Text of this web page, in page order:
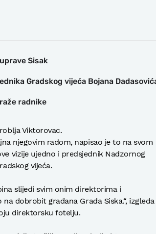
Sisak
Gradskog vijeća Bojana
radnike
Viktorovac.
njegovim radom, napisao je to na svom
vizije ujedno i predsjednik Nadzornog
vijeća.
slijedi svim onim direktorima i
dobrobit građana Grada Siska.“, izgleda
direktorsku fotelju.